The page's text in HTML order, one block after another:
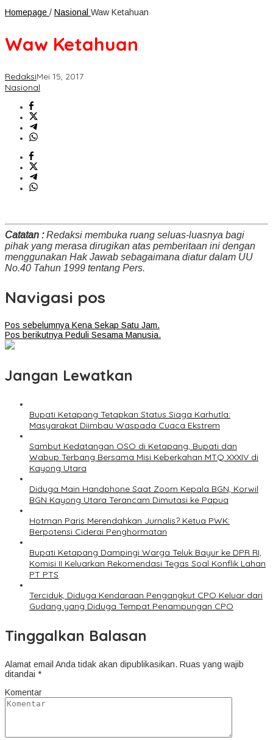
Homepage / Nasional Waw Ketahuan
Waw Ketahuan
RedaksiMei 15, 2017
Nasional
Catatan :Redaksi membuka ruang seluas-luasnya bagi
pihak yang merasa dirugikan atas pemberitaan ini dengan
menggunakan Hak Jawab sebagaimana diatur dalam UU
No.40 Tahun 1999 tentang Pers.
Navigasi pos
Pos sebelumnyaKena Sekap Satu Jam.
Pos berikutnyaPeduli Sesama Manusia.
Jangan Lewatkan
Bupati Ketapang Tetapkan Status Siaga Karhutla:
Masyarakat Diimbau Waspada Cuaca Ekstrem
Sambut Kedatangan OSO di Ketapang, Bupati dan
Wabup Terbang Bersama Misi Keberkahan MTQ XXXIV di
Kayong Utara
Diduga Main Handphone Saat Zoom Kepala BGN, Korwil
BGN Kayong Utara Terancam Dimutasi ke Papua
Hotman Paris Merendahkan Jurnalis? Ketua PWK:
Berpotensi Ciderai Penghormatan
Bupati Ketapang Dampingi Warga Teluk Bayur ke DPR RI,
Komisi II Keluarkan Rekomendasi Tegas Soal Konflik Lahan
PT PTS
Terciduk, Diduga Kendaraan Pengangkut CPO Keluar dari
Gudang yang Diduga Tempat Penampungan CPO
Tinggalkan Balasan
Alamat email Anda tidak akan dipublikasikan. Ruas yang wajib
ditandai *
Komentar